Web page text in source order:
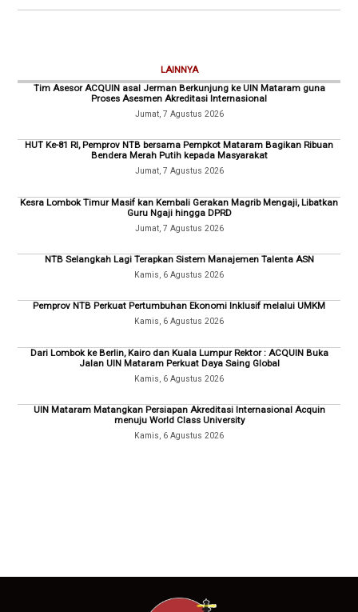
LAINNYA
Tim Asesor ACQUIN asal Jerman Berkunjung ke UIN Mataram guna
Proses Asesmen Akreditasi Internasional
Jumat, 7 Agustus 2026
HUT Ke-81 RI, Pemprov NTB bersama Pempkot Mataram Bagikan Ribuan
Bendera Merah Putih kepada Masyarakat
Jumat, 7 Agustus 2026
Kesra Lombok Timur Masif kan Kembali Gerakan Magrib Mengaji, Libatkan
Guru Ngaji hingga DPRD
Jumat, 7 Agustus 2026
NTB Selangkah Lagi Terapkan Sistem Manajemen Talenta ASN
Kamis, 6 Agustus 2026
Pemprov NTB Perkuat Pertumbuhan Ekonomi Inklusif melalui UMKM
Kamis, 6 Agustus 2026
Dari Lombok ke Berlin, Kairo dan Kuala Lumpur Rektor : ACQUIN Buka
Jalan UIN Mataram Perkuat Daya Saing Global
Kamis, 6 Agustus 2026
UIN Mataram Matangkan Persiapan Akreditasi Internasional Acquin
menuju World Class University
Kamis, 6 Agustus 2026